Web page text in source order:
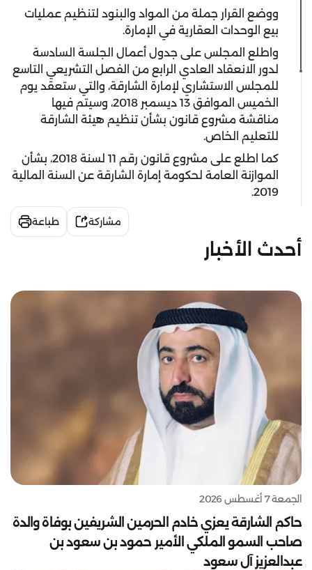
ووضع القرار جملة من المواد والبنود لتنظيم عمليات
بيع الوحدات العقارية في الإمارة.
واطلع المجلس على جدول أعمال الجلسة السادسة
لدور الانعقاد العادي الرابع من الفصل التشريعي التاسع
للمجلس الاستشاري لإمارة الشارقة، والتي ستعقد يوم
الخميس الموافق 13 ديسمبر 2018، وسيتم فيها
مناقشة مشروع قانون بشأن تنظيم هيئة الشارقة
للتعليم الخاص.
كما اطلع على مشروع قانون رقم 11 لسنة 2018، بشأن
الموازنة العامة لحكومة إمارة الشارقة عن السنة المالية
2019.
مشاركة طباعة
أحدث الأخبار
الجمعة 7 أغسطس 2026
حاكم الشارقة يعزي خادم الحرمين الشريفين بوفاة والدة
صاحب السمو الملكي الأمير حمود بن سعود بن
عبدالعزيز آل سعود